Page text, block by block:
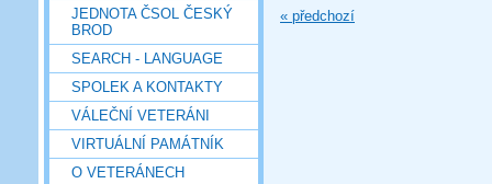
JEDNOTA ČSOL ČESKÝ
BROD
SEARCH - LANGUAGE
SPOLEK A KONTAKTY
VÁLEČNÍ VETERÁNI
VIRTUÁLNÍ PAMÁTNÍK
O VETERÁNECH
« předchozí